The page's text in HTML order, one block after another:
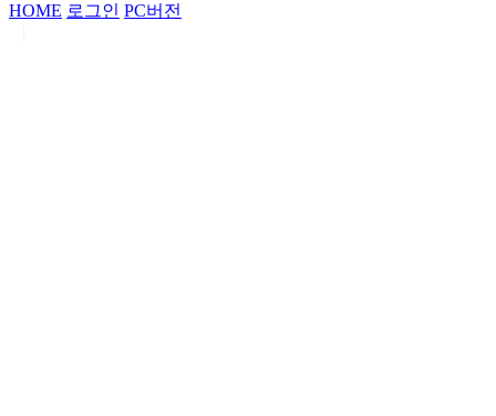
HOME 로그인 PC버전